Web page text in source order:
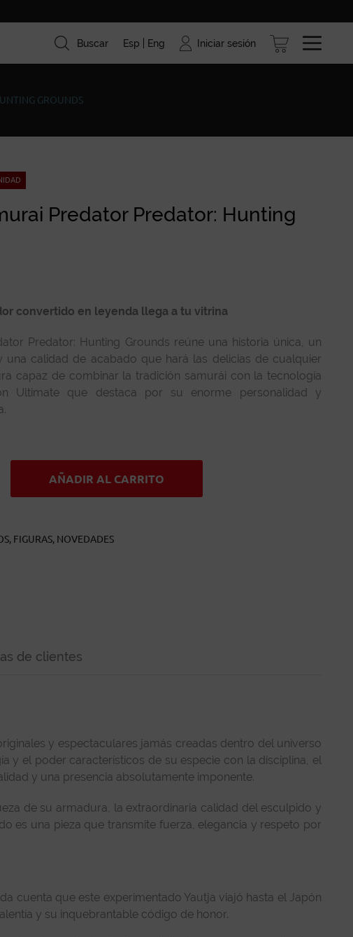
Modelismo Marcas Blog
Buscar Esp Eng Iniciar sesión
GROUNDS
Predator Predator: Hunting
convertido en leyenda llega a tu vitrina
Predator: Hunting Grounds reúne una historia única, un
una calidad de acabado que hará las delicias de cualquier
capaz de combinar la tradición samurái con la tecnología
Ultimate que destaca por su enorme personalidad y
AÑADIR AL CARRITO
, FIGURAS, NOVEDADES
de clientes
y espectaculares jamás creadas dentro del universo
y el poder característicos de su especie con la disciplina, el
y una presencia absolutamente imponente.
de su armadura, la extraordinaria calidad del esculpido y
es una pieza que transmite fuerza, elegancia y respeto por
cuenta que este experimentado Yautja viajó hasta el Japón
y su inquebrantable código de honor.